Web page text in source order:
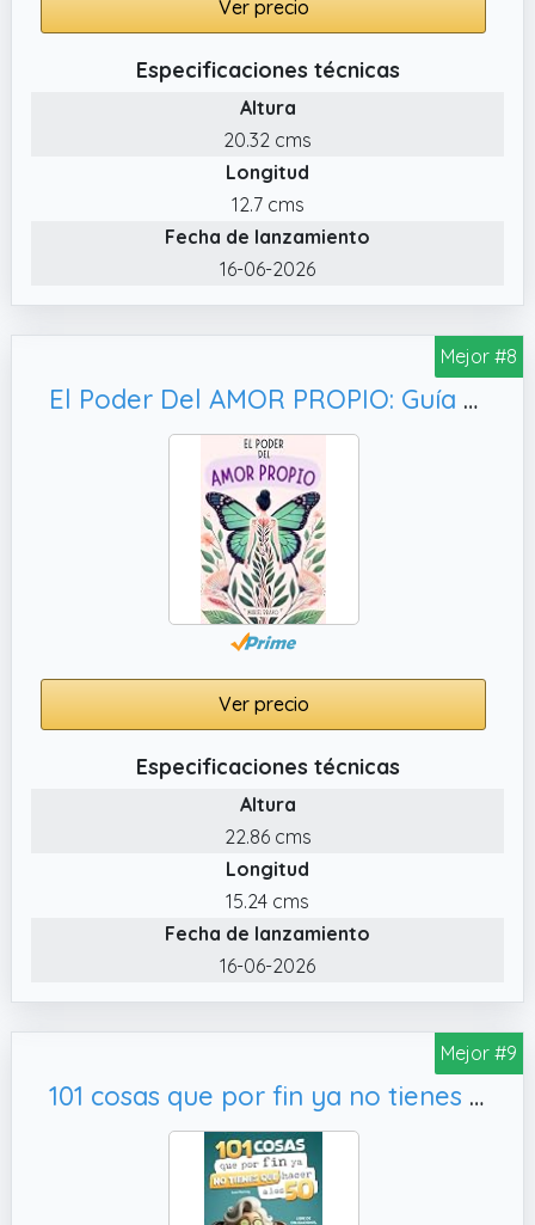
Ver precio
Especificaciones técnicas
Altura
20.32 cms
Longitud
12.7 cms
Fecha de lanzamiento
16-06-2026
Mejor #8
El Poder Del AMOR PROPIO: Guía Para Mujeres que Quieren Dominar la Inteligencia Emocional y Vivir con Valentía - Libros de Superación Personal en Español
Ver precio
Especificaciones técnicas
Altura
22.86 cms
Longitud
15.24 cms
Fecha de lanzamiento
16-06-2026
Mejor #9
101 cosas que por fin ya no tienes que hacer a los 50 : el libro regalo para mujeres — libre de obligaciones, sin expectativas y lleno de motivos para disfrutar de la vida